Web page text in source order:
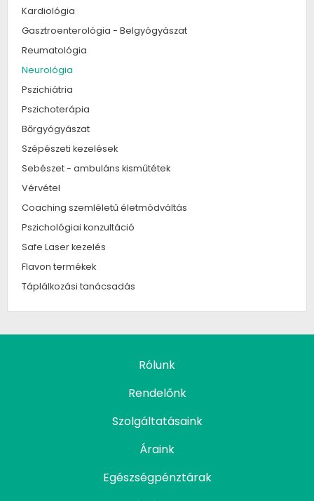
Kardiológia
Gasztroenterológia - Belgyógyászat
Reumatológia
Neurológia
Pszichiátria
Pszichoterápia
Bőrgyógyászat
Szépészeti kezelések
Sebészet - ambuláns kisműtétek
Vérvétel
Coaching szemléletű életmódváltás
Pszichológiai konzultáció
Safe Laser kezelés
Flavon termékek
Táplálkozási tanácsadás
Rólunk
Rendelőnk
Szolgáltatásaink
Áraink
Egészségpénztárak